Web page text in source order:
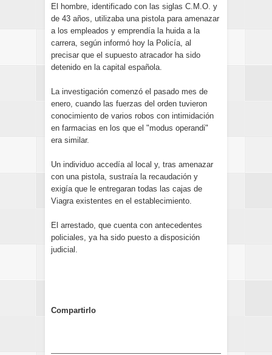
El hombre, identificado con las siglas C.M.O. y
de 43 años, utilizaba una pistola para amenazar
a los empleados y emprendía la huida a la
carrera, según informó hoy la Policía, al
precisar que el supuesto atracador ha sido
detenido en la capital española.
La investigación comenzó el pasado mes de
enero, cuando las fuerzas del orden tuvieron
conocimiento de varios robos con intimidación
en farmacias en los que el "modus operandi"
era similar.
Un individuo accedía al local y, tras amenazar
con una pistola, sustraía la recaudación y
exigía que le entregaran todas las cajas de
Viagra existentes en el establecimiento.
El arrestado, que cuenta con antecedentes
policiales, ya ha sido puesto a disposición
judicial.
Compartirlo